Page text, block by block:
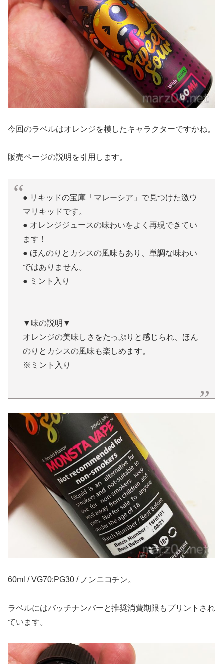
今回のラベルはオレンジを模したキャラクターですかね。
販売ページの説明を引用します。
● リキッドの宝庫「マレーシア」で見つけた激ウ
マリキッドです。
● オレンジジュースの味わいをよく再現できてい
ます！
● ほんのりとカシスの風味もあり、単調な味わい
ではありません。
● ミント入り
▼味の説明▼
オレンジの美味しさをたっぷりと感じられ、ほん
のりとカシスの風味も楽しめます。
※ミント入り
60ml / VG70:PG30 / ノンニコチン。
ラベルにはバッチナンバーと推奨消費期限もプリントされ
ています。